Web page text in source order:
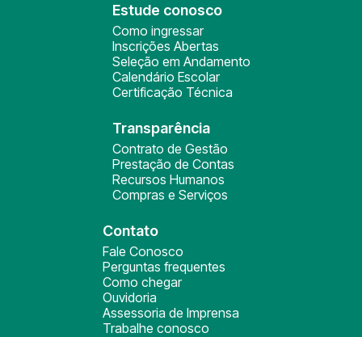
Estude conosco
Como ingressar
Inscrições Abertas
Seleção em Andamento
Calendário Escolar
Certificação Técnica
Transparência
Contrato de Gestão
Prestação de Contas
Recursos Humanos
Compras e Serviços
Contato
Fale Conosco
Perguntas frequentes
Como chegar
Ouvidoria
Assessoria de Imprensa
Trabalhe conosco